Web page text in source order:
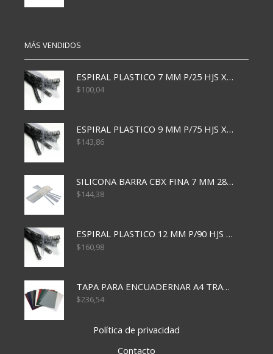
MÁS VENDIDOS
ESPIRAL PLASTICO 7 MM P/25 HJS X50x3000
$100,04
ESPIRAL PLASTICO 9 MM P/75 HJS X50X2400
$143,86
SILICONA BARRA CBX FINA 7 MM 28 CM
$144,38
ESPIRAL PLASTICO 12 MM P/90 HJS X50X1500
$160,98
TAPA PARA ENCUADERNAR A4 TRANSP x50x500
$236,54
Política de privacidad
Contacto